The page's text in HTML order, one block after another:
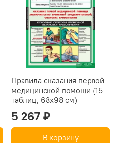
Правила оказания первой
медицинской помощи (15
таблиц, 68х98 см)
5 267 ₽
В корзину